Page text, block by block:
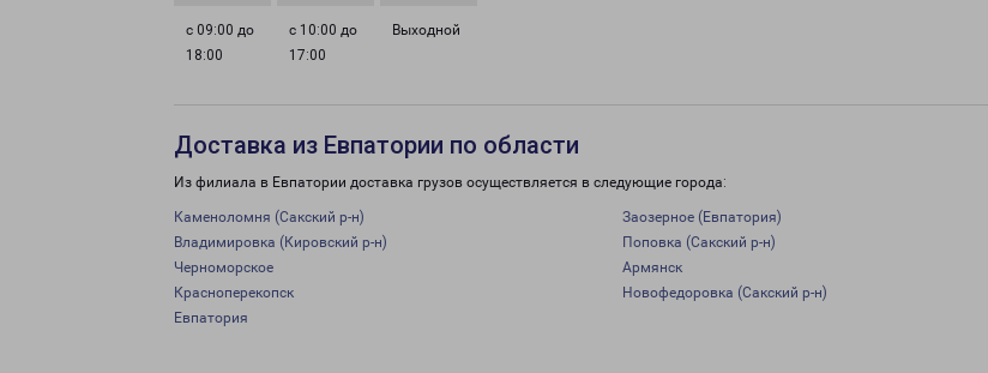
с 09:00 до
18:00
с 10:00 до
17:00
Выходной
Доставка из Евпатории по области
Из филиала в Евпатории доставка грузов осуществляется в следующие города:
Каменоломня (Сакский р-н) Заозерное (Евпатория)
Владимировка (Кировский р-н)
Поповка (Сакский р-н)
Черноморское
Армянск
Красноперекопск
Новофедоровка (Сакский р-н)
Евпатория